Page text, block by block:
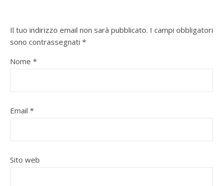
Il tuo indirizzo email non sarà pubblicato. I campi obbligatori
sono contrassegnati *
Nome *
Email *
Sito web